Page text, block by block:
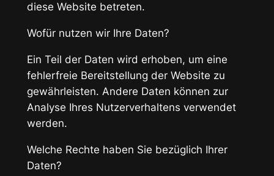
diese Website betreten.
Wofür nutzen wir Ihre Daten?
Ein Teil der Daten wird erhoben, um eine
fehlerfreie Bereitstellung der Website zu
gewährleisten. Andere Daten können zur
Analyse Ihres Nutzerverhaltens verwendet
werden.
Welche Rechte haben Sie bezüglich Ihrer
Daten?